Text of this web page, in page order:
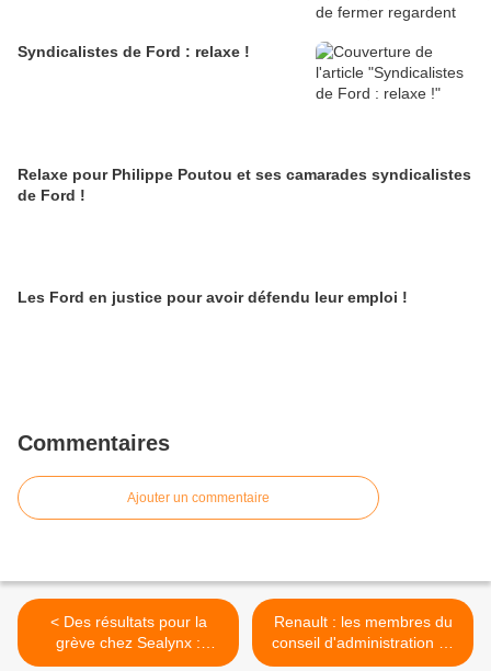
Syndicalistes de Ford : relaxe !
Relaxe pour Philippe Poutou et ses camarades syndicalistes
de Ford !
Les Ford en justice pour avoir défendu leur emploi !
Commentaires
Ajouter un commentaire
< Des résultats pour la
grève chez Sealynx :
Renault et PSA contraints à
Renault : les membres du
conseil d'administration se
doublent eux-mêmes leurs